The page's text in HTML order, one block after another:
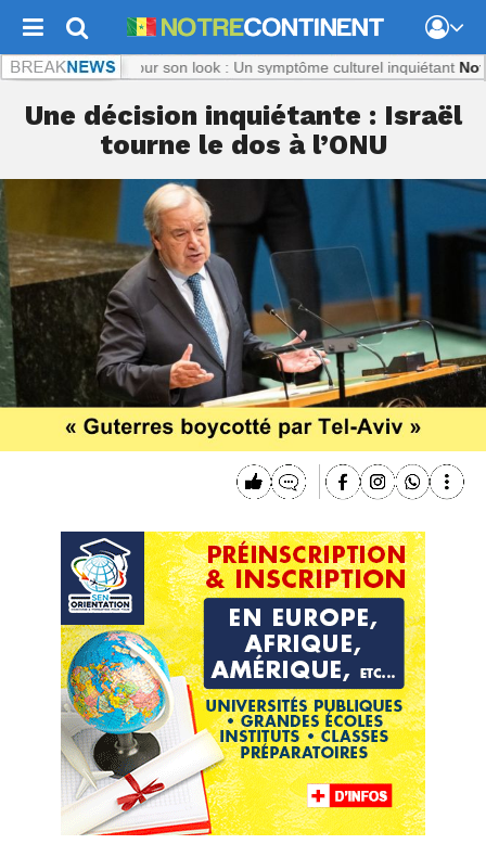
Titi, ciblée pour son look : Un symptôme culturel inquiétant
Une décision inquiétante : Israël
tourne le dos à l’ONU